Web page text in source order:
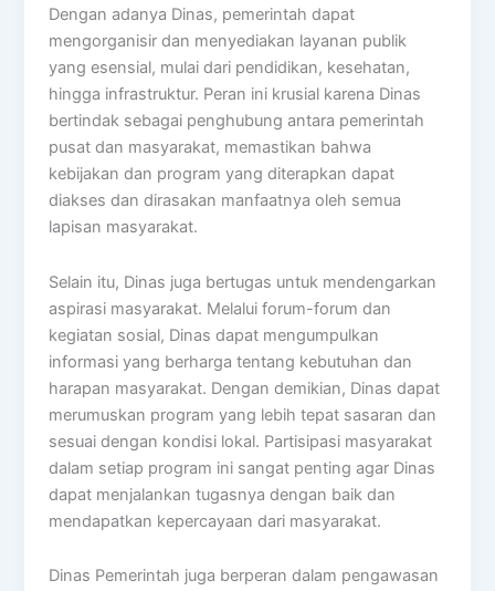
Dengan adanya Dinas, pemerintah dapat
mengorganisir dan menyediakan layanan publik
yang esensial, mulai dari pendidikan, kesehatan,
hingga infrastruktur. Peran ini krusial karena Dinas
bertindak sebagai penghubung antara pemerintah
pusat dan masyarakat, memastikan bahwa
kebijakan dan program yang diterapkan dapat
diakses dan dirasakan manfaatnya oleh semua
lapisan masyarakat.
Selain itu, Dinas juga bertugas untuk mendengarkan
aspirasi masyarakat. Melalui forum-forum dan
kegiatan sosial, Dinas dapat mengumpulkan
informasi yang berharga tentang kebutuhan dan
harapan masyarakat. Dengan demikian, Dinas dapat
merumuskan program yang lebih tepat sasaran dan
sesuai dengan kondisi lokal. Partisipasi masyarakat
dalam setiap program ini sangat penting agar Dinas
dapat menjalankan tugasnya dengan baik dan
mendapatkan kepercayaan dari masyarakat.
Dinas Pemerintah juga berperan dalam pengawasan